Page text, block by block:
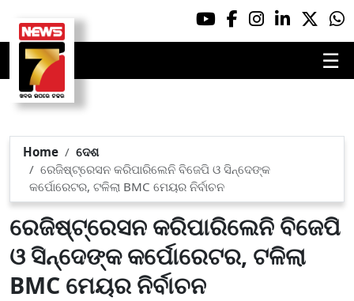
☰
Home
ଦେଶ
ରେଜିଷ୍ଟ୍ରେସନ କରିପାରିଲେନି ବିଜେପି ଓ ସିନ୍ଦେଙ୍କ
କର୍ପୋରେଟର, ଟଳିଲା BMC ମେୟର ନିର୍ବାଚନ
ରେଜିଷ୍ଟ୍ରେସନ କରିପାରିଲେନି ବିଜେପି
ଓ ସିନ୍ଦେଙ୍କ କର୍ପୋରେଟର, ଟଳିଲା
BMC ମେୟର ନିର୍ବାଚନ